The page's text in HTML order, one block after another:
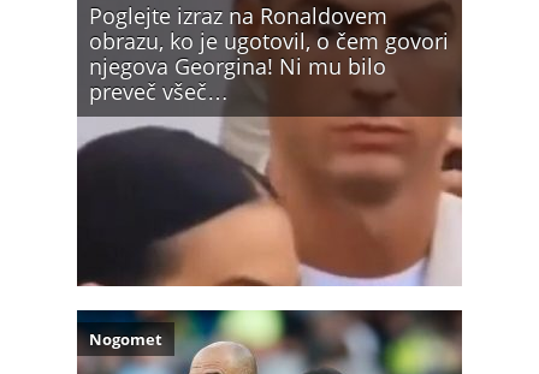
Poglejte izraz na Ronaldovem
obrazu, ko je ugotovil, o čem govori
njegova Georgina! Ni mu bilo
preveč všeč…
Nogomet